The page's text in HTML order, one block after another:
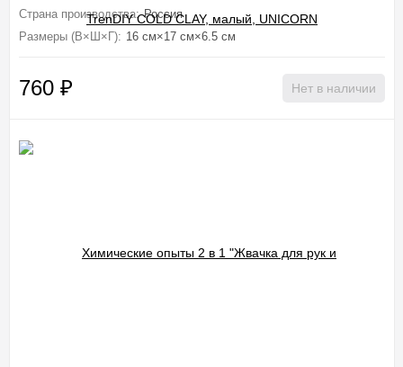
Страна производства: Россия
Размеры (В×Ш×Г): 16 см×17 см×6.5 см
760 ₽ Нет в наличии